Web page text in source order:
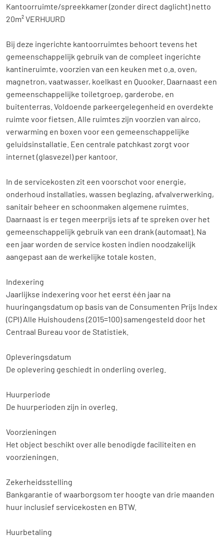
Home
Aanbod
Diensten
Over ons
Kantoorruimte/spreekkamer (zonder direct daglicht) netto
20m² VERHUURD
Bij deze ingerichte kantoorruimtes behoort tevens het
gemeenschappelijk gebruik van de compleet ingerichte
kantineruimte, voorzien van een keuken met o.a. oven,
magnetron, vaatwasser, koelkast en Quooker. Daarnaast een
gemeenschappelijke toiletgroep, garderobe, en
buitenterras. Voldoende parkeergelegenheid en overdekte
ruimte voor fietsen. Alle ruimtes zijn voorzien van airco,
verwarming en boxen voor een gemeenschappelijke
geluidsinstallatie. Een centrale patchkast zorgt voor
internet (glasvezel) per kantoor.
In de servicekosten zit een voorschot voor energie,
onderhoud installaties, wassen beglazing, afvalverwerking,
sanitair beheer en schoonmaken algemene ruimtes.
Daarnaast is er tegen meerprijs iets af te spreken over het
gemeenschappelijk gebruik van een drank (automaat). Na
een jaar worden de service kosten indien noodzakelijk
aangepast aan de werkelijke totale kosten.
Indexering
Jaarlijkse indexering voor het eerst één jaar na
huuringangsdatum op basis van de Consumenten Prijs Index
(CPI) Alle Huishoudens (2015=100) samengesteld door het
Centraal Bureau voor de Statistiek.
Opleveringsdatum
De oplevering geschiedt in onderling overleg.
Huurperiode
De huurperioden zijn in overleg.
Voorzieningen
Het object beschikt over alle benodigde faciliteiten en
voorzieningen.
Zekerheidsstelling
Bankgarantie of waarborgsom ter hoogte van drie maanden
huur inclusief servicekosten en BTW.
Huurbetaling